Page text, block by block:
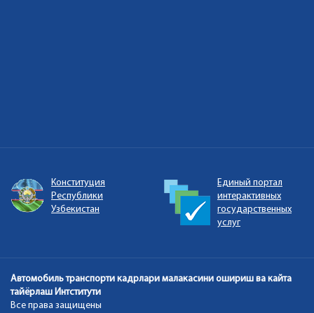
Единый портал
интерактивных
государственных
Портал открытых
данных Республики
Узбекистан
Автомобиль транспорти кадрлари малакасини ошириш ва кайта
тайёрлаш Интститути
Все права защищены